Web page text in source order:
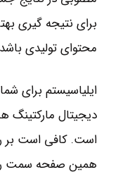
برای نتیجه گیری
محتوای تولیدی
ایلیاسیستم برای
دیجیتال مارکتینگ
است. کافی است بر
همین صفحه سمت